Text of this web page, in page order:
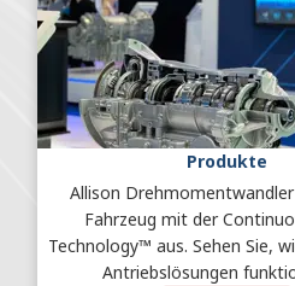
Produkte
Allison
Fahrzeug mit der
Technology™ aus. Sehen Sie,
Antriebslösungen